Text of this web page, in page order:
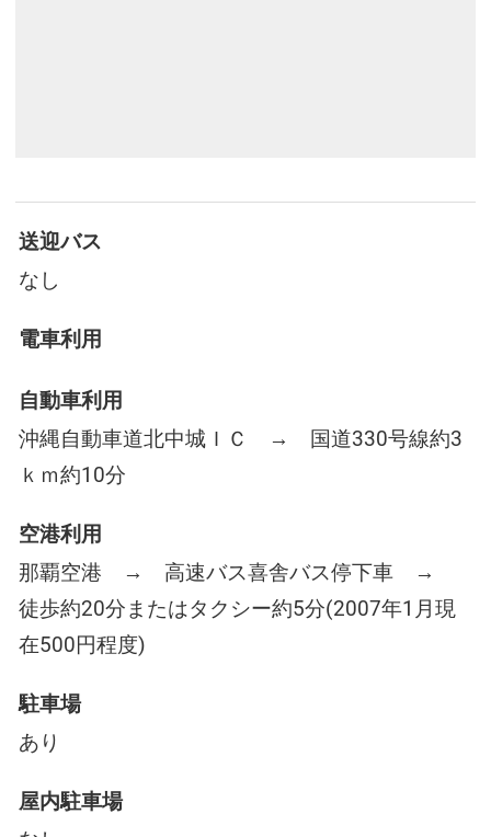
送迎バス
なし
電車利用
自動車利用
沖縄自動車道北中城ＩＣ → 国道330号線約3
ｋｍ約10分
空港利用
那覇空港 → 高速バス喜舎バス停下車 →
徒歩約20分またはタクシー約5分(2007年1月現
在500円程度)
駐車場
あり
屋内駐車場